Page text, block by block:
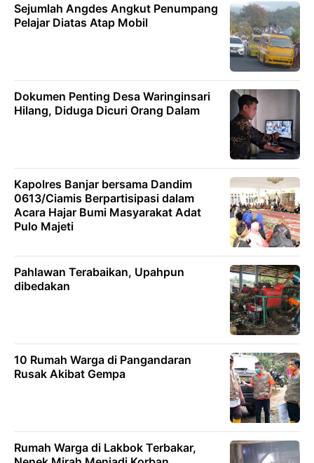
Sejumlah Angdes Angkut Penumpang
Pelajar Diatas Atap Mobil
Dokumen Penting Desa Waringinsari
Hilang, Diduga Dicuri Orang Dalam
Kapolres Banjar bersama Dandim
0613/Ciamis Berpartisipasi dalam
Acara Hajar Bumi Masyarakat Adat
Pulo Majeti
Pahlawan Terabaikan, Upahpun
dibedakan
10 Rumah Warga di Pangandaran
Rusak Akibat Gempa
Rumah Warga di Lakbok Terbakar,